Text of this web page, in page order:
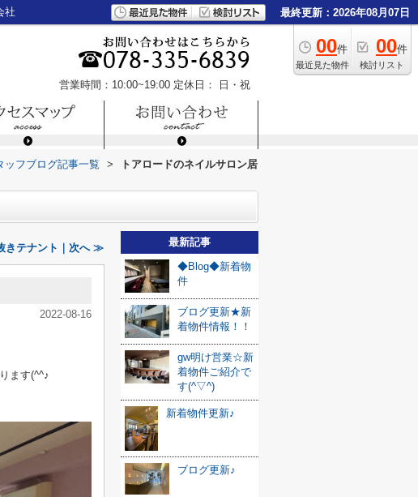
社 最終更新：2026年08月07日
00件
最近見た物件
00件
検討リスト
営業時間：10:00~19:00 定休日： 日・祝
ッフブログ記事一覧 >
トアロードのネイルサロン居
きテナント｜次へ ≫
2022-08-16
ます(^^♪
最新記事
◆Blog◆新着物
件
ブログ更新★新
着物件情報！！
gw明け営業☆新
着物件ご紹介で
す(^▽^)
新着物件更新♪
ブログ更新♪